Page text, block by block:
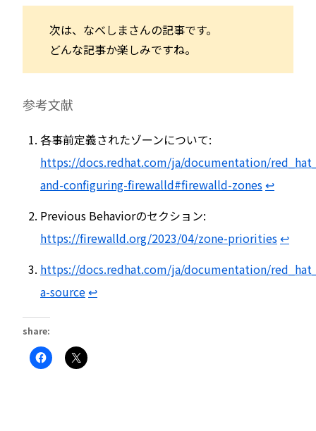
次は、なべしまさんの記事です。
どんな記事か楽しみですね。
参考文献
各事前定義されたゾーンについて:
https://docs.redhat.com/ja/documentation/
and-configuring-firewalld#firewalld-zones↩︎
Previous Behaviorのセクション:
https://firewalld.org/2023/04/zone-priorities↩︎
https://docs.redhat.com/ja/documentation/
a-source↩︎
share:
Facebook
で
ク
リ